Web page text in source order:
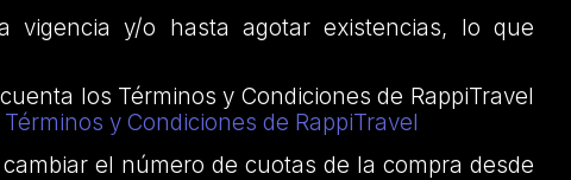
vigencia y/o hasta agotar existencias, lo que
los Términos y Condiciones de RappiTravel
Términos y Condiciones de RappiTravel
el número de cuotas de la compra desde